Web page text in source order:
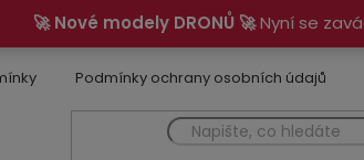
🚀 Nové modely DRONŮ 🚀Nyní se
Podmínky ochrany osobních údajů